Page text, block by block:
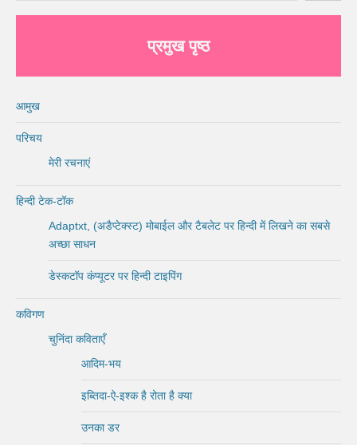
प्रमुख पृष्ठ
आमुख
परिचय
मेरी रचनाएं
हिन्दी टेक-टॉक
Adaptxt, (अडैप्टेक्स्ट) मोबाईल और टैबलेट पर हिन्दी में लिखने का सबसे
अच्छा साधन
डेस्कटॉप कंप्यूटर पर हिन्दी टाइपिंग
कविगण
चुनिंदा कविताएँ
आदिम-भय
इब्तिदा-ऐ-इश्क है रोता है क्या
उनका डर